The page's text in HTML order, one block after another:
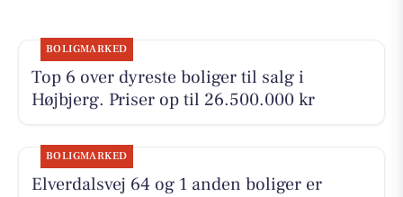
BOLIGMARKED
Top 6 over dyreste boliger til salg i
Højbjerg. Priser op til 26.500.000 kr
BOLIGMARKED
Elverdalsvej 64 og 1 anden boliger er